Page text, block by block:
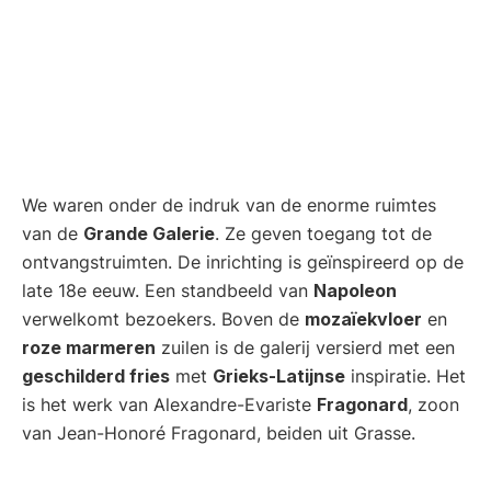
We waren onder de indruk van de enorme ruimtes
van de Grande Galerie. Ze geven toegang tot de
ontvangstruimten. De inrichting is geïnspireerd op de
late 18e eeuw. Een standbeeld van Napoleon
verwelkomt bezoekers. Boven de mozaïekvloer en
roze marmeren zuilen is de galerij versierd met een
geschilderd fries met Grieks-Latijnse inspiratie. Het
is het werk van Alexandre-Evariste Fragonard, zoon
van Jean-Honoré Fragonard, beiden uit Grasse.